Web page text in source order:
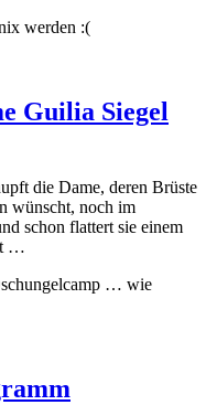
werden :(
Guilia Siegel
die Dame, deren Brüste
wünscht, noch im
schon flattert sie einem
…
… wie